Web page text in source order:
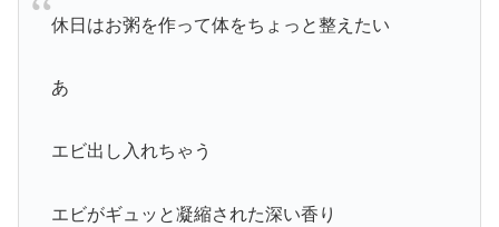
休日はお粥を作って体をちょっと整えたい
あ
エビ出し入れちゃう
エビがギュッと凝縮された深い香り